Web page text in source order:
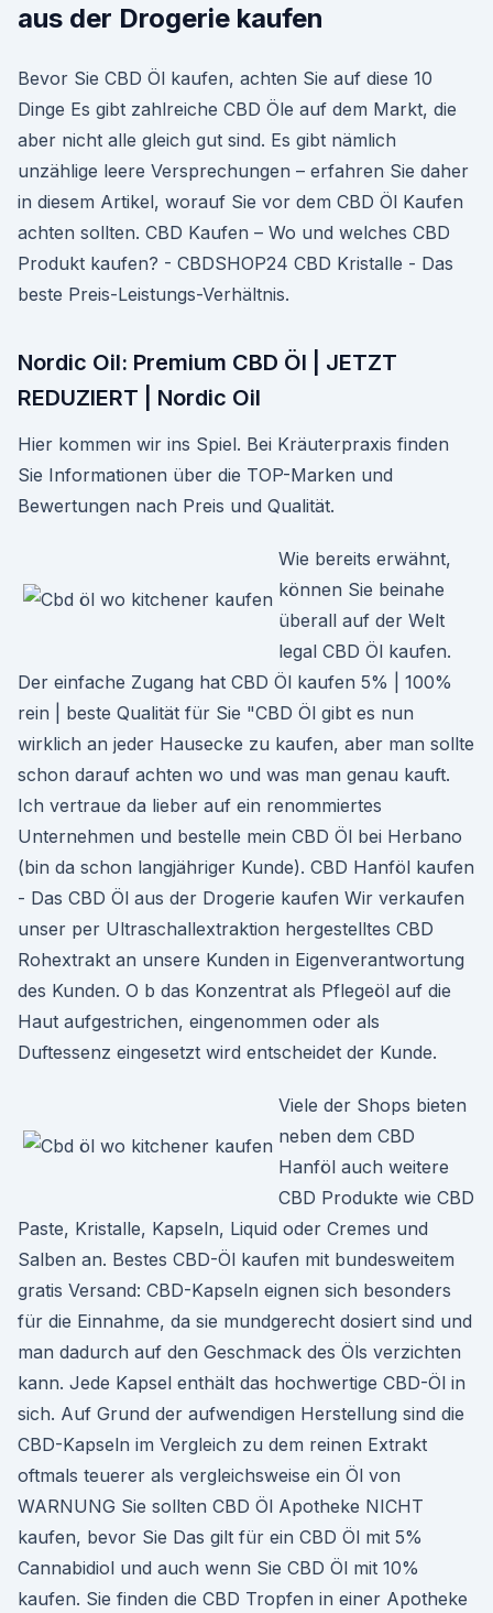
aus der Drogerie kaufen
Bevor Sie CBD Öl kaufen, achten Sie auf diese 10
Dinge Es gibt zahlreiche CBD Öle auf dem Markt, die
aber nicht alle gleich gut sind. Es gibt nämlich
unzählige leere Versprechungen – erfahren Sie daher
in diesem Artikel, worauf Sie vor dem CBD Öl Kaufen
achten sollten. CBD Kaufen – Wo und welches CBD
Produkt kaufen? - CBDSHOP24 CBD Kristalle - Das
beste Preis-Leistungs-Verhältnis.
Nordic Oil: Premium CBD Öl | JETZT
REDUZIERT | Nordic Oil
Hier kommen wir ins Spiel. Bei Kräuterpraxis finden
Sie Informationen über die TOP-Marken und
Bewertungen nach Preis und Qualität.
Wie bereits erwähnt,
können Sie beinahe
überall auf der Welt
legal CBD Öl kaufen.
Der einfache Zugang hat CBD Öl kaufen 5% | 100%
rein | beste Qualität für Sie "CBD Öl gibt es nun
wirklich an jeder Hausecke zu kaufen, aber man sollte
schon darauf achten wo und was man genau kauft.
Ich vertraue da lieber auf ein renommiertes
Unternehmen und bestelle mein CBD Öl bei Herbano
(bin da schon langjähriger Kunde). CBD Hanföl kaufen
- Das CBD Öl aus der Drogerie kaufen Wir verkaufen
unser per Ultraschallextraktion hergestelltes CBD
Rohextrakt an unsere Kunden in Eigenverantwortung
des Kunden. O b das Konzentrat als Pflegeöl auf die
Haut aufgestrichen, eingenommen oder als
Duftessenz eingesetzt wird entscheidet der Kunde.
Viele der Shops bieten
neben dem CBD
Hanföl auch weitere
CBD Produkte wie CBD
Paste, Kristalle, Kapseln, Liquid oder Cremes und
Salben an. Bestes CBD-Öl kaufen mit bundesweitem
gratis Versand: CBD-Kapseln eignen sich besonders
für die Einnahme, da sie mundgerecht dosiert sind und
man dadurch auf den Geschmack des Öls verzichten
kann. Jede Kapsel enthält das hochwertige CBD-Öl in
sich. Auf Grund der aufwendigen Herstellung sind die
CBD-Kapseln im Vergleich zu dem reinen Extrakt
oftmals teuerer als vergleichsweise ein Öl von
WARNUNG Sie sollten CBD Öl Apotheke NICHT
kaufen, bevor Sie Das gilt für ein CBD Öl mit 5%
Cannabidiol und auch wenn Sie CBD Öl mit 10%
kaufen. Sie finden die CBD Tropfen in einer Apotheke